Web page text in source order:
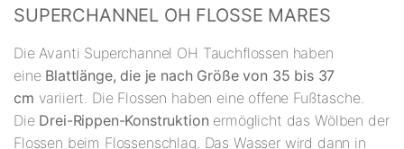
SUPERCHANNEL OH FLOSSE MARES
Die Avanti Superchannel OH Tauchflossen haben
eine Blattlänge, die je nach Größe von 35 bis 37
cm variiert. Die Flossen haben eine offene Fußtasche.
Die Drei-Rippen-Konstruktion ermöglicht das Wölben der
Flossen beim Flossenschlag. Das Wasser wird dann in